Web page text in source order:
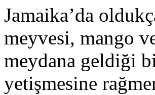
Jamaika’da
meyvesi, mango
meydana geldiği
yetişmesine